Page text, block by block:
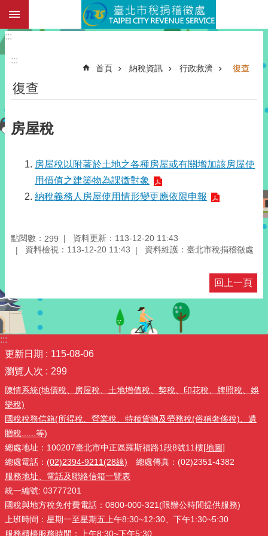
跳到主要內容區塊
:::
:::
首頁 納稅資訊 行政救濟 復查
復查
房屋稅
房屋稅以附著於土地之各種房屋或有關增加該房屋使
用價值之建築物為課徵對象
納稅義務人房屋使用情形變更應依限申報
點閱數： 299
資料更新：113-12-20 11:43
資料檢視：113-12-20 11:43
資料維護：臺北市稅捐稽徵處
回上一頁
:::
更新日期
115-08-06
瀏覽人次
299
陳情系統(地價稅、房屋稅、土地增值稅、契稅、印花稅、牌照稅、娛
樂稅)
國稅稅務信箱(所得稅、營業稅、特種貨物及勞務稅(俗稱奢侈稅)、遺
贈稅......等)
總處地址：100207臺北市中正區羅斯福路1段8號11樓[地圖]
總處電話： (02)2394-9211(28線) 總處傳真：(02)2351-4382
服務地址、電話及聯絡信箱一覽表
統一編號: 03777201
國稅與地方稅免付費電話：0800-000-321(限辦公時間提供服務)
上班時間：星期一至星期五上午8:30~12:30、下午1:30~5:30
服務櫃檯服務時間：上午8:30~下午5:30